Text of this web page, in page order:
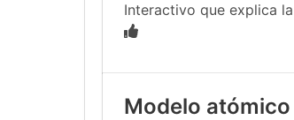
Interactivo que explica
Modelo